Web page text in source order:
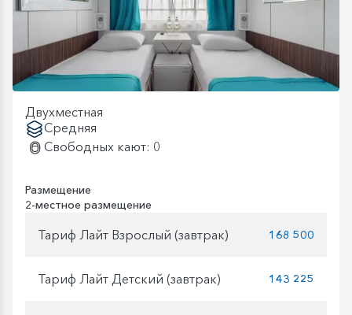
Двухместная
Средняя
Свободных кают: 0
Размещение
2-местное размещение
Тариф Лайт Взрослый (завтрак) 168 500
Тариф Лайт Детский (завтрак) 143 225